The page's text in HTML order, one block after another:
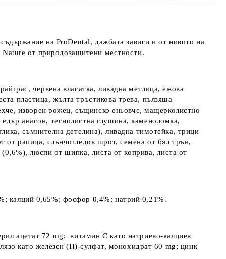
на ProDental, дажбата зависи и от нивото на
Nature от природозащитени местности.
червена власатка, ливадна метлица, ежова
пластица, жълта тръстикова трева, пълзяща
изворен рожец, същинско еньовче, мащерколистно
анасон, теснолистна глушина, каменоломка,
съмнителна детелина), ливадна тимотейка, трици
рапица, слънчогледов шрот, семена от бял трън,
люспи от шипка, листа от коприва, листа от
калций 0,65%; фосфор 0,4%; натрий 0,21%.
ацетат 72 mg; витамин С като натриево-калциев
като железен (II)-сулфат, монохидрат 60 mg; цинк